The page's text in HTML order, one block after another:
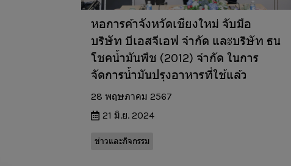
หอการค้าจังหวัดเชียงใหม่ จับมือ
บริษัท บีเอสจีเอฟ จำกัด และบริษัท ธน
โชคน้ำมันพืช (2012) จำกัด ในการ
จัดการน้ำมันปรุงอาหารที่ใช้แล้ว
28 พฤษภาคม 2567
21 มิ.ย. 2024
ข่าวและกิจกรรม